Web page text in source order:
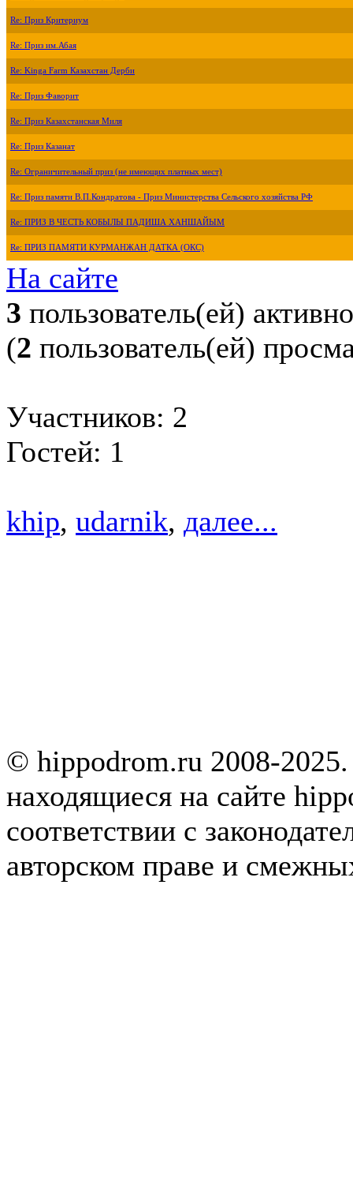
Re: Приз Критериум
Re: Приз им.Абая
Re: Kinga Farm Казахстан Дерби
Re: Приз Фаворит
Re: Приз Казахстанская Миля
Re: Приз Казанат
Re: Ограничительный приз (не имеющих платных мест)
Re: Приз памяти В.П.Кондратова - Приз Министерства Сельского хозяйства РФ
Re: ПРИЗ В ЧЕСТЬ КОБЫЛЫ ПАДИША ХАНШАЙЫМ
Re: ПРИЗ ПАМЯТИ КУРМАНЖАН ДАТКА (ОКС)
На сайте
3 пользователь(ей) активно
(2 пользователь(ей)
Участников: 2
Гостей: 1
khip, udarnik, далее...
© hippodrom.ru 2008-
находящиеся на сайте
соответствии с
авторском праве и